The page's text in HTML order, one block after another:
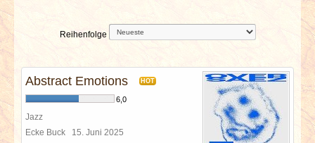
VERLOSUNGEN
SPECIALS
REDAKTION
Reihenfolge
Abstract Emotions HOT
6,0
Jazz
Ecke Buck 15. Juni 2025